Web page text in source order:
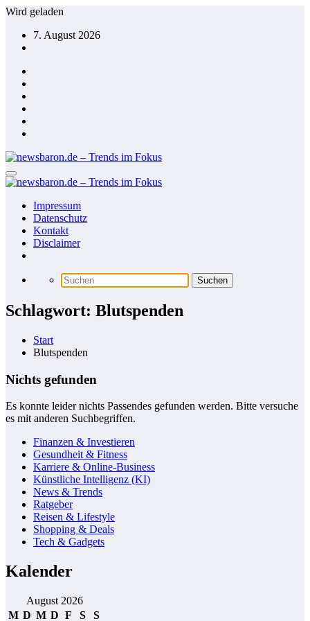
Zum
springen
Wird geladen
7. August 2026
Impressum
Datenschutz
Kontakt
Disclaimer
Schlagwort: Blutspenden
Start
Blutspenden
Nichts gefunden
Es konnte leider nichts Passendes gefunden werden. Bitte versuche
es mit anderen Suchbegriffen.
Finanzen & Investieren
Gesundheit & Fitness
Karriere & Online-Business
Künstliche Intelligenz (KI)
News & Trends
Ratgeber
Reisen & Lifestyle
Shopping & Deals
Tech & Gadgets
Kalender
August 2026
M D M D F S S